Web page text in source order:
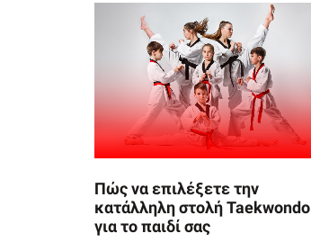
Πώς να επιλέξετε την
κατάλληλη στολή Taekwondo
για το παιδί σας